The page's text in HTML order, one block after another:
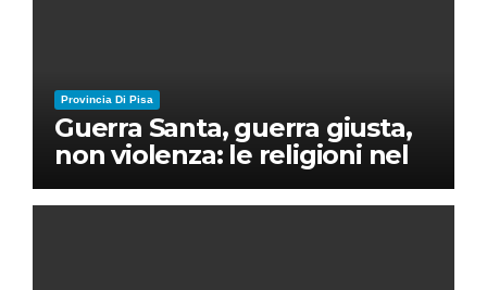
Provincia Di Pisa
Guerra Santa, guerra giusta,
non violenza: le religioni nel
nuovo disordine mondiale